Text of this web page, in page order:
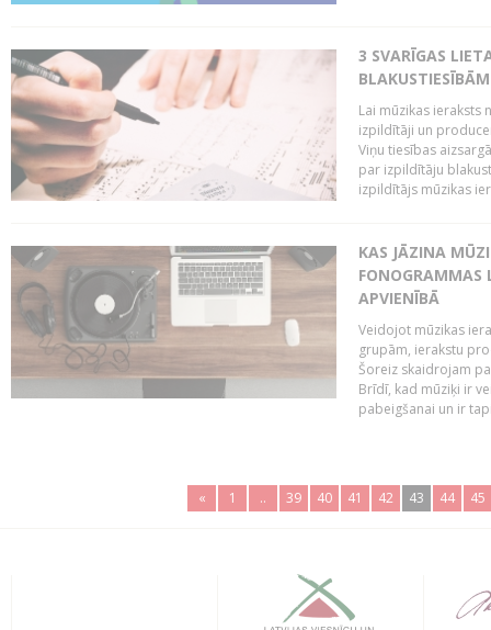
3 SVARĪGAS
BLAKUSTIESĪBĀM
Lai mūzikas ieraksts
izpildītāji un
Viņu tiesības
par izpildītāju
izpildītājs mūzikas
KAS JĀZINA
FONOGRAMMAS
APVIENĪBĀ
Veidojot mūzikas
grupām, ierakstu
Šoreiz skaidrojam
Brīdī, kad mūziķi ir
pabeigšanai un ir
« 1 .. 39 40 41 42 43 44 45